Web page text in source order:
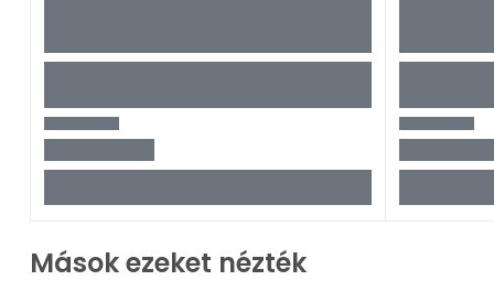
Tovább
Mások ezeket nézték